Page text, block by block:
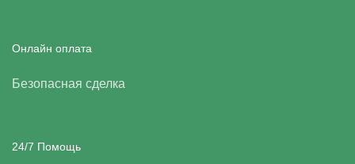
Онлайн оплата
Безопасная сделка
24/7 Помощь